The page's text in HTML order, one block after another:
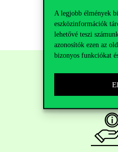
A legjobb élmények
eszközinformációk
lehetővé teszi
azonosítók ezen az
bizonyos funkciókat